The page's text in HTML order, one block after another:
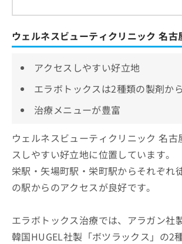
ウェルネスビューティクリニック 名古
アクセスしやすい好立地
エラボトックスは2種類の製剤か
治療メニューが豊富
ウェルネスビューティクリニック 名古
スしやすい好立地に位置しています。
栄駅・矢場町駅・栄町駅からそれぞれ
の駅からのアクセスが良好です。
エラボトックス治療では、アラガン社
韓国HUGEL社製「ボツラックス」の2